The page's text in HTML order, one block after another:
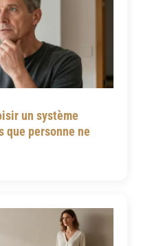
un système
que personne ne